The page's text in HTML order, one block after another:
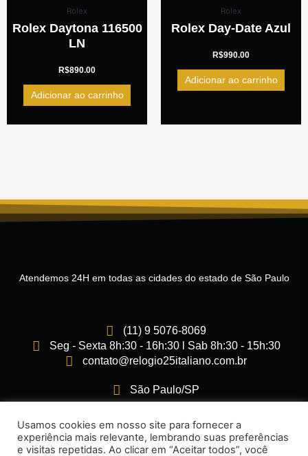
Rolex
Rolex Daytona 116500
LN
R$890.00
Adicionar ao carrinho
Rolex
Rolex Day-Date Azul
R$990.00
Adicionar ao carrinho
Atendemos 24H em todas as cidades do estado de São Paulo
(11) 9 5076-8069
Seg - Sexta 8h:30 - 16h:30 l Sab 8h:30 - 15h:30
contato@relogio25italiano.com.br
São Paulo/SP
n
s
a
c
Usamos cookies em nosso site para fornecer a
experiência mais relevante, lembrando suas preferências
e visitas repetidas. Ao clicar em “Aceitar todos”, você